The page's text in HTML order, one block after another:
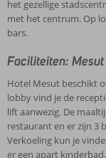
het gezellige
met het centrum. Op
bars.
Faciliteiten:
Hotel Mesut beschikt
lobby vind je de
lift aanwezig. De
restaurant en er zijn 3
Verkoeling kun je
er een apart